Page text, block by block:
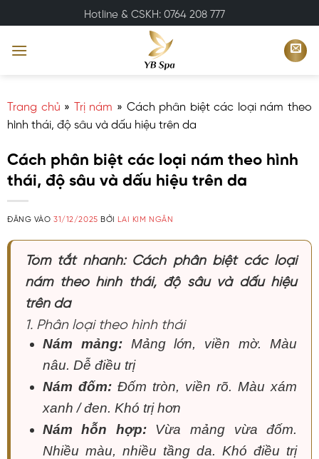
qua
nội
Hotline & CSKH: 0764 208 777
Trang chủ » Trị nám » Cách phân biệt các loại nám theo
hình thái, độ sâu và dấu hiệu trên da
Cách phân biệt các loại nám theo hình
thái, độ sâu và dấu hiệu trên da
ĐĂNG VÀO31/12/2025 BỞI LAI KIM NGÂN
Tóm tắt nhanh: Cách phân biệt các loại
nám theo hình thái, độ sâu và dấu hiệu
trên da
1. Phân loại theo hình thái
Nám mảng: Mảng lớn, viền mờ. Màu
nâu. Dễ điều trị
Nám đốm: Đốm tròn, viền rõ. Màu xám
xanh / đen. Khó trị hơn
Nám hỗn hợp: Vừa mảng vừa đốm.
Nhiều màu, nhiều tầng da. Khó điều trị